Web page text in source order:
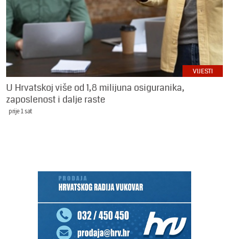
VIJESTI
U Hrvatskoj više od 1,8 milijuna osiguranika,
zaposlenost i dalje raste
prije 1 sat